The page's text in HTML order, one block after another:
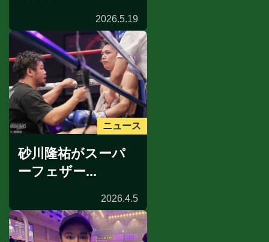
2026.5.19
ニュース
砂川隆祐がスーパ
ーフェザー...
2026.4.5